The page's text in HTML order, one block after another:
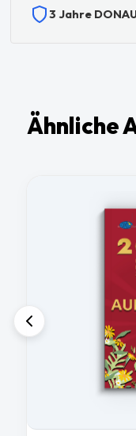
3 Jahre
Ähnliche